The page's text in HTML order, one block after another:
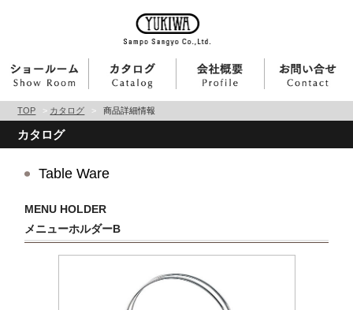
TOP > カタログ > 商品詳細情報
カタログ
Table Ware
MENU HOLDER
メニューホルダーB